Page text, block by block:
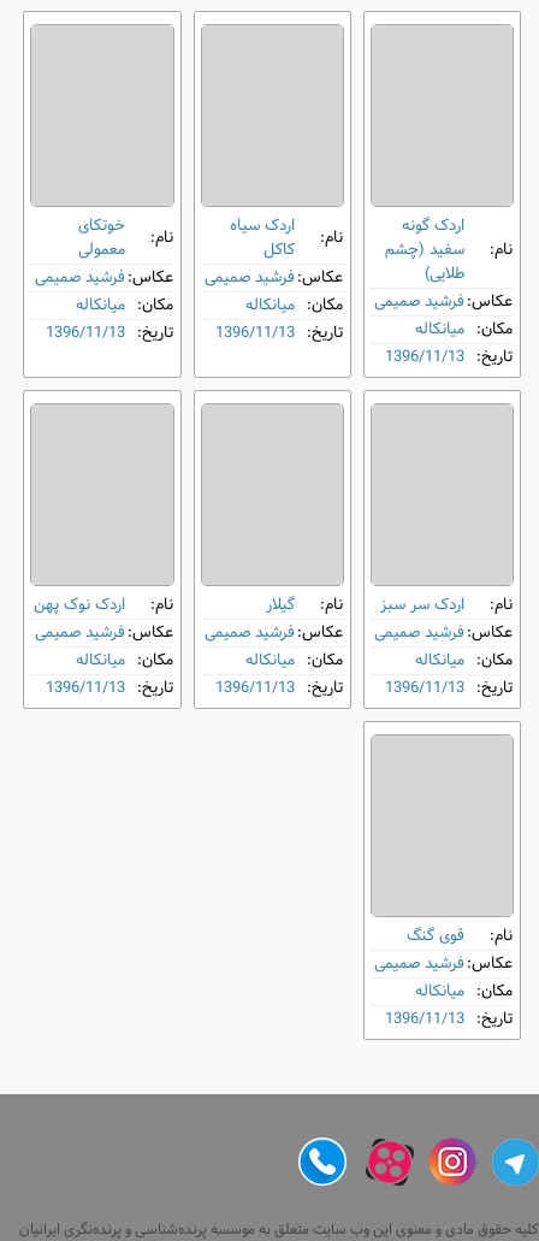
نام:
اردک گونه‌
سفید (چشم‌
طلایی)
عکاس:فرشید صمیمی
مکان: میانکاله
تاریخ: 1396/11/13
نام:
اردک سیاه
‌کاکل
عکاس:فرشید صمیمی
مکان: میانکاله
تاریخ: 1396/11/13
نام:
خوتکای
معمولی
عکاس:فرشید صمیمی
مکان: میانکاله
تاریخ: 1396/11/13
نام:
اردک سر سبز
عکاس:فرشید صمیمی
مکان: میانکاله
تاریخ: 1396/11/13
نام:
گیلار
عکاس:فرشید صمیمی
مکان: میانکاله
تاریخ: 1396/11/13
نام:
اردک نوک ‌پهن
عکاس:فرشید صمیمی
مکان: میانکاله
تاریخ: 1396/11/13
نام:
قوی گنگ
عکاس:فرشید صمیمی
مکان: میانکاله
تاریخ: 1396/11/13
کلیه حقوق مادی و معنوی این وب سایت متعلق به موسسه پرنده‌شناسی و پرنده‌نگری ایرانیان